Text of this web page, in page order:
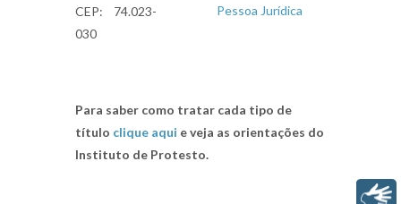
CEP: 74.023-
030
Pessoa Jurídica
Para saber como tratar cada tipo de
título clique aqui e veja as orientações do
Instituto de Protesto.